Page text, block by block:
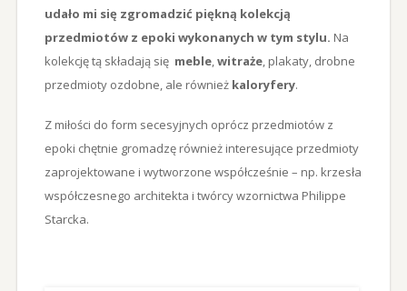
udało mi się zgromadzić piękną kolekcją
przedmiotów z epoki wykonanych w tym stylu. Na
kolekcję tą składają się meble,witraże, plakaty, drobne
przedmioty ozdobne, ale również kaloryfery.
Z miłości do form secesyjnych oprócz przedmiotów z
epoki chętnie gromadzę również interesujące przedmioty
zaprojektowane i wytworzone współcześnie – np. krzesła
współczesnego architekta i twórcy wzornictwa Philippe
Starcka.